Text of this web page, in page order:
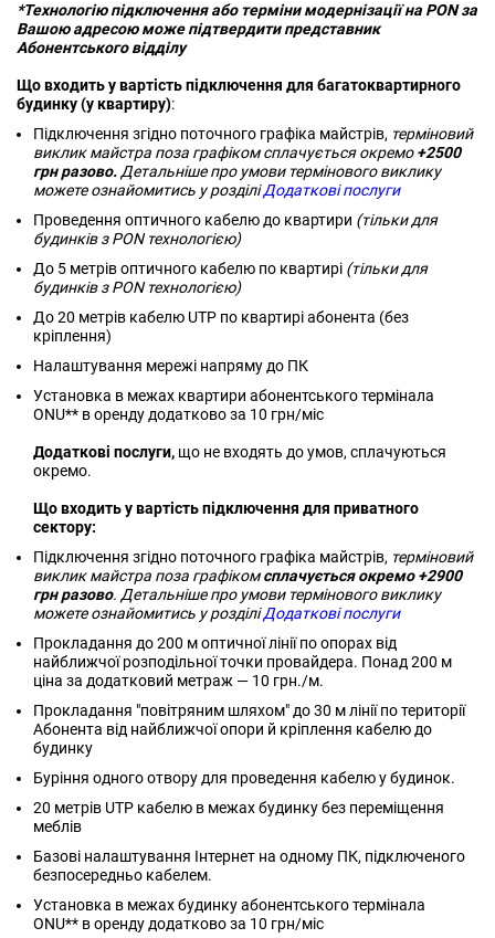
*Технологію підключення або терміни модернізації на PON за
Вашою адресою може підтвердити представник
Абонентського відділу
Що входить у вартість підключення для багатоквартирного
будинку (у квартиру)​​​​​​:
Підключення згідно поточного графіка майстрів, терміновий
виклик майстра поза графіком сплачується окремо+2500
грн разово. Детальніше про умови термінового виклику
можете ознайомитись у розділіДодаткові послуги
Проведення оптичного кабелю до квартири (тільки для
будинків з PON технологією)
До 5 метрів оптичного кабелю по квартирі (тільки для
будинків з PON технологією)
До 20 метрів кабелю UTP по квартирі абонента (без
кріплення)
Налаштування мережі напряму до ПК
Установка в межах квартири абонентського термінала
ONU** в оренду додатково за 10 грн/міс
Додаткові послуги, що не входять до умов, сплачуються
окремо.
Що входить у вартість підключення для приватного
сектору:
Підключення згідно поточного графіка майстрів, терміновий
виклик майстра поза графікомсплачується окремо +2900
грн разово. Детальніше про умови термінового виклику
можете ознайомитись у розділіДодаткові послуги
Прокладання до 200 м оптичної лінії по опорах від
найближчої розподільної точки провайдера. Понад 200 м
ціна за додатковий метраж — 10 грн./м.
Прокладання "повітряним шляхом" до 30 м лінії по території
Абонента від найближчої опори й кріплення кабелю до
будинку
Буріння одного отвору для проведення кабелю у будинок.
20 метрів UTP кабелю в межах будинку без переміщення
меблів
Базові налаштування Інтернет на одному ПК, підключеного
безпосередньо кабелем.
Установка в межах будинку абонентського термінала
ONU** в оренду додатково за 10 грн/міс